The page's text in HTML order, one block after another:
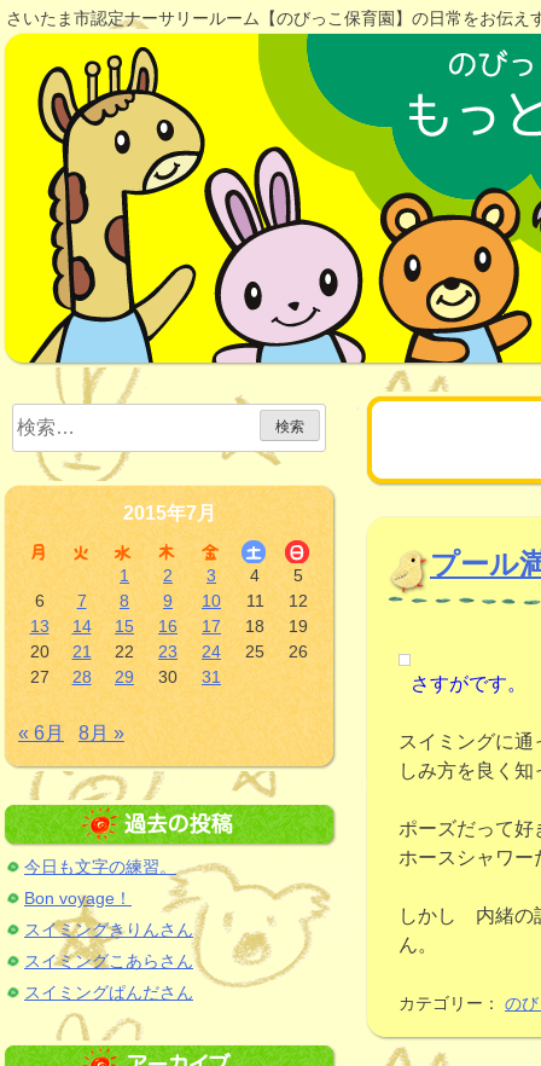
Skip
to
content
さいたま市認定ナーサリールーム【のびっこ保育園】の日常をお伝え
プール
さすがです。
スイミングに
しみ方を良く
ポーズだって好
ホースシャワー
しかし 内緒の
ん。
カテゴリー： の
検
索:
2015年7月
1 2 3 4
5
6
7 8 9 10 11
12
13
14 15 16 17 18
19
20
21 22 23 24 25
26
27
28 29 30 31
« 6月 8月 »
今日も文字の練習。
Bon voyage！
スイミングきりんさん
スイミングこあらさん
スイミングぱんださん